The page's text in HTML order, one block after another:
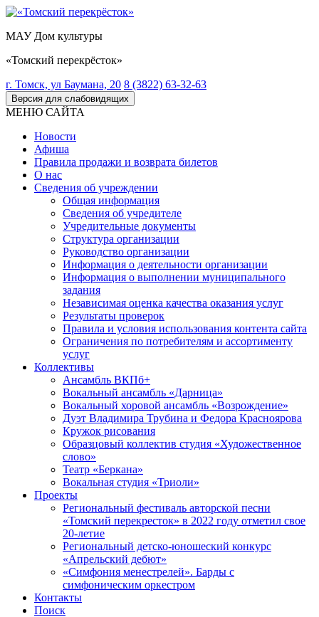
МАУ Дом культуры
«Томский перекрёсток»
г. Томск, ул Баумана, 20 8 (3822) 63-32-63
Версия для слабовидящих
МЕНЮ САЙТА
Новости
Афиша
Правила продажи и возврата билетов
О нас
Сведения об учреждении
Общая информация
Сведения об учредителе
Учредительные документы
Структура организации
Руководство организации
Информация о деятельности организации
Информация о выполнении муниципального
задания
Независимая оценка качества оказания услуг
Результаты проверок
Правила и условия использования контента сайта
Ограничения по потребителям и ассортименту
услуг
Коллективы
Ансамбль ВКПб+
Вокальный ансамбль «Дарница»
Вокальный хоровой ансамбль «Возрождение»
Дуэт Владимира Трубина и Федора Красноярова
Кружок рисования
Образцовый коллектив студия «Художественное
слово»
Театр «Беркана»
Вокальная студия «Триоли»
Проекты
Региональный фестиваль авторской песни
«Томский перекресток» в 2022 году отметил свое
20-летие
Региональный детско-юношеский конкурс
«Апрельский дебют»
«Симфония менестрелей». Барды с
симфоническим оркестром
Контакты
Поиск